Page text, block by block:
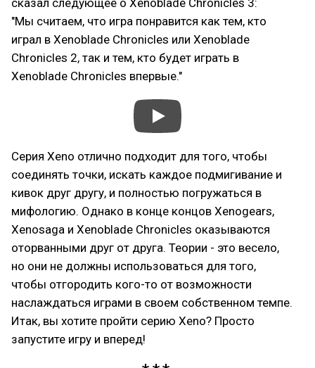
сказал следующее о Xenoblade Chronicles 3:
"Мы считаем, что игра понравится как тем, кто
играл в Xenoblade Chronicles или Xenoblade
Chronicles 2, так и тем, кто будет играть в
Xenoblade Chronicles впервые."
Серия Xeno отлично подходит для того, чтобы
соединять точки, искать каждое подмигивание и
кивок друг другу, и полностью погружаться в
мифологию. Однако в конце концов Xenogears,
Xenosaga и Xenoblade Chronicles оказываются
оторванными друг от друга. Теории - это весело,
но они не должны использоваться для того,
чтобы отгородить кого-то от возможности
наслаждаться играми в своем собственном темпе.
Итак, вы хотите пройти серию Xeno? Просто
запустите игру и вперед!